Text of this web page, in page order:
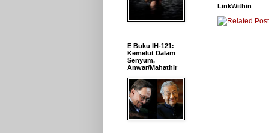
LinkWithin
E Buku IH-121:
Kemelut Dalam
Senyum,
Anwar/Mahathir